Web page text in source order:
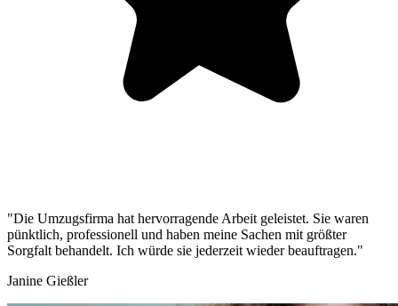
"Die Umzugsfirma hat hervorragende Arbeit geleistet. Sie waren
pünktlich, professionell und haben meine Sachen mit größter
Sorgfalt behandelt. Ich würde sie jederzeit wieder beauftragen."
Janine Gießler